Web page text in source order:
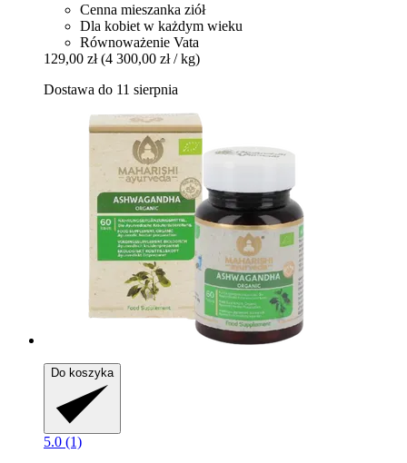
Cenna mieszanka ziół
Dla kobiet w każdym wieku
Równoważenie Vata
129,00 zł (4 300,00 zł / kg)
Dostawa do 11 sierpnia
Do koszyka
5.0 (1)